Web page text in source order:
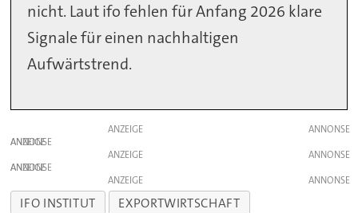
nicht. Laut ifo fehlen für Anfang 2026 klare
Signale für einen nachhaltigen
Aufwärtstrend.
ANZEIGE
ANZEIGE
ANZEIGE
ANZEIGE
ANZEIGE
IFO INSTITUT
EXPORTWIRTSCHAFT